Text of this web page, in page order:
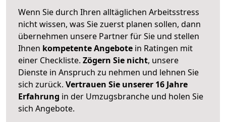
Wenn Sie durch Ihren alltäglichen Arbeitsstress
nicht wissen, was Sie zuerst planen sollen, dann
übernehmen unsere Partner für Sie und stellen
Ihnen kompetente Angebote in Ratingen mit
einer Checkliste. Zögern Sie nicht, unsere
Dienste in Anspruch zu nehmen und lehnen Sie
sich zurück. Vertrauen Sie unserer 16 Jahre
Erfahrung in der Umzugsbranche und holen Sie
sich Angebote.